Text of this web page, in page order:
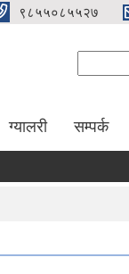
९८५५०८५५२७
ग्यालरी सम्पर्क